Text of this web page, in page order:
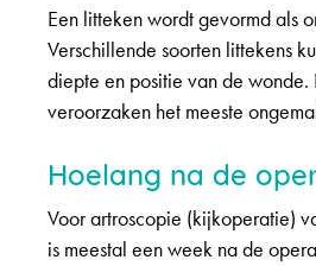
Een litteken wordt gevormd als
Verschillende soorten littekens
diepte en positie van de
veroorzaken het meeste
Hoelang na de
Voor artroscopie (kijkoperatie)
is meestal een week na de